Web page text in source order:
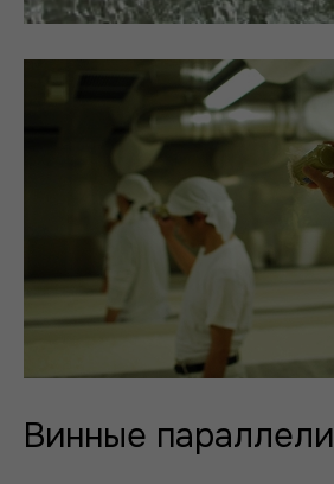
Винные параллели